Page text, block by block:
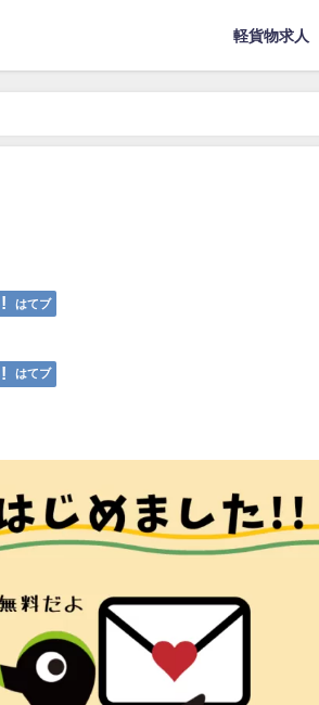
軽貨物求人
はてブ
はてブ